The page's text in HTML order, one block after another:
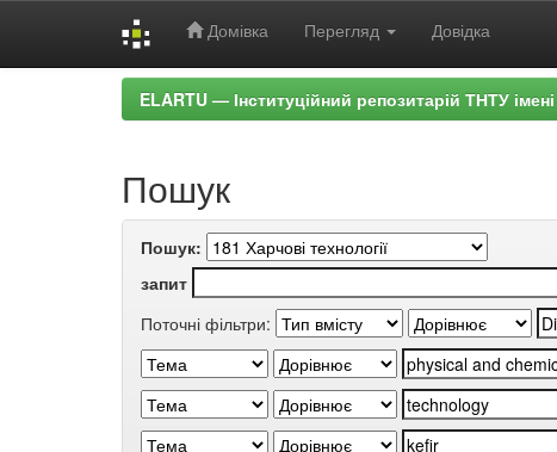
Домівка Перегляд Довідка
ELARTU — Інституційний репозитарій ТНТУ
Пошук
Пошук:
запит
Поточні фільтри: